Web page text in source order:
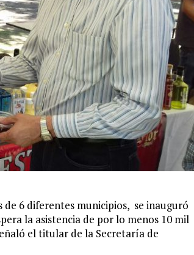
6 diferentes municipios, se inauguró
la asistencia de por lo menos 10 mil
el titular de la Secretaría de